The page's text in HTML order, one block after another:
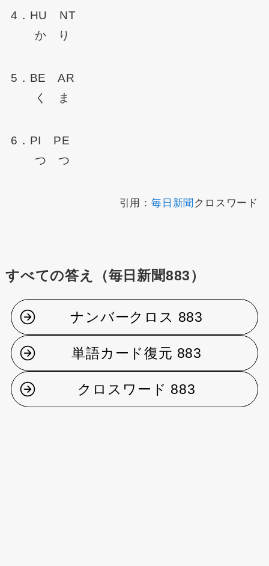
4．HU NT
か り
5．BE AR
く ま
6．PI PE
つ つ
引用：毎日新聞 クロスワード
すべての答え（毎日新聞883）
ナンバークロス 883
単語カード復元 883
クロスワード 883